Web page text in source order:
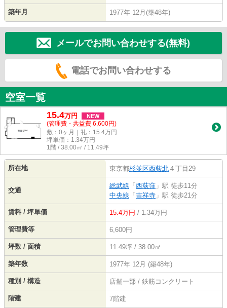
築年月 1977年 12月(築48年)
メールでお問い合わせする(無料)
電話でお問い合わせする
空室一覧
15.4万円 NEW
(管理費・共益費 6,600円)
敷：0ヶ月｜礼：15.4万円
坪単価： 1.34万円
1階 / 38.00㎡ / 11.49坪
所在地 東京都杉並区西荻北 ４丁目29
交通
総武線 「 西荻窪 」駅 徒歩11分
中央線 「 吉祥寺 」駅 徒歩21分
賃料 / 坪単価 15.4万円 / 1.34万円
管理費等 6,600円
坪数 / 面積 11.49坪 / 38.00㎡
築年数 1977年 12月 (築48年)
種別 / 構造 店舗一部 / 鉄筋コンクリート
階建 7階建